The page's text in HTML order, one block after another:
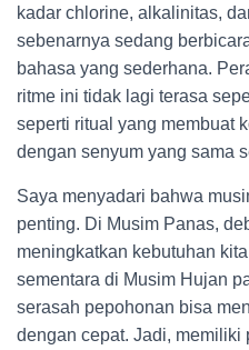
kadar chlorine, alkalinitas,
sebenarnya sedang
bahasa yang sederhana.
ritme ini tidak lagi terasa
seperti ritual yang membuat
dengan senyum yang sama
Saya menyadari bahwa
penting. Di Musim Panas,
meningkatkan kebutuhan
sementara di Musim Hujan
serasah pepohonan bisa
dengan cepat. Jadi, memiliki